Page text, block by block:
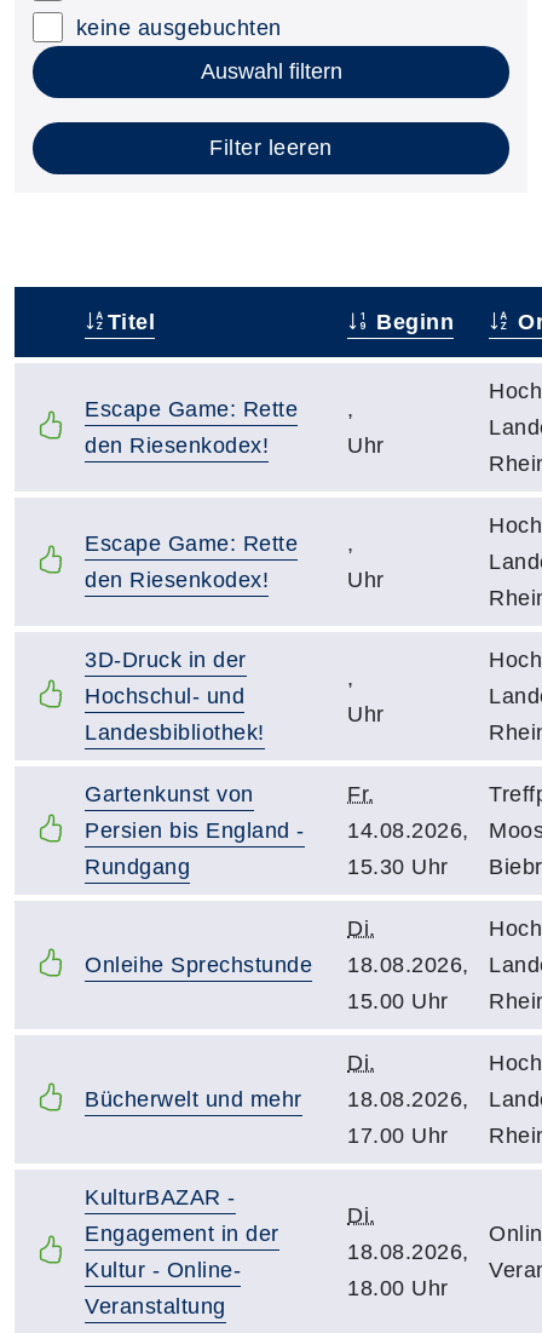
keine ausgebuchten
Auswahl filtern
Filter leeren
Titel Beginn
Escape Game: Rette
den Riesenkodex!
,
Uhr
Escape Game: Rette
den Riesenkodex!
,
Uhr
3D-Druck in der
Hochschul- und
Landesbibliothek!
,
Uhr
Gartenkunst von
Persien bis England -
Rundgang
Fr.
14.08.2026,
15.30 Uhr
Onleihe Sprechstunde
Di.
18.08.2026,
15.00 Uhr
Bücherwelt und mehr
Di.
18.08.2026,
17.00 Uhr
KulturBAZAR -
Engagement in der
Kultur - Online-
Veranstaltung
Di.
18.08.2026,
18.00 Uhr